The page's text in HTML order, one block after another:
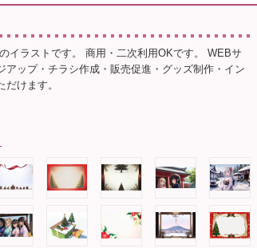
イラストです。 商用・二次利用OKです。 WEBサ
ップ・チラシ作成・販売促進・グッズ制作・イン
けます。